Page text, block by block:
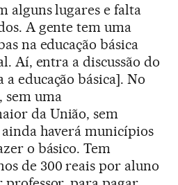
alguns lugares e falta
A gente tem uma
na educação básica
Aí, entra a discussão do
educação básica]. No
uma
da União, sem
haverá municípios
o básico. Tem
de 300 reais por aluno